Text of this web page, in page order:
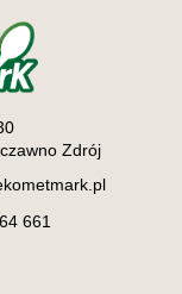
Zdrój
661